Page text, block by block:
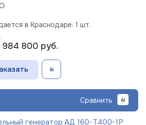
в Краснодаре: 1 шт.
984 800 руб.
Сравнить
генератор АД 160-Т400-1Р